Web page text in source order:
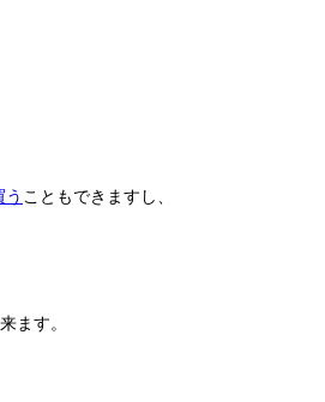
こともできますし、
ます。